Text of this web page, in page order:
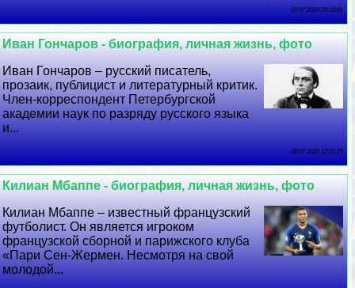
09 07 2026 23:16:41
Иван Гончаров - биография, личная жизнь, фото
Иван Гончаров – русский писатель,
прозаик, публицист и литературный критик.
Члeн-корреспондент Петербургской
академии наук по разряду русского языка
и...
08 07 2026 12:27:25
Килиан Мбаппе - биография, личная жизнь, фото
Килиан Мбаппе – известный французский
футболист. Он является игроком
французской сборной и парижского клуба
«Пари Сен-Жермен. Несмотря на свой
молодой...